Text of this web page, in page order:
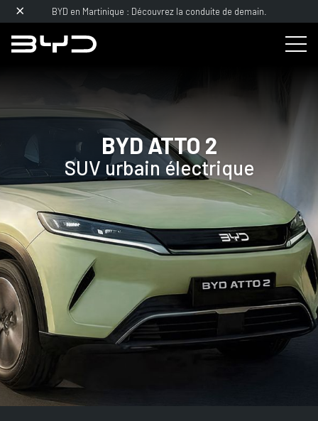
BYD en Martinique : Découvrez la conduite de demain.
BYD ATTO 2
SUV urbain électrique